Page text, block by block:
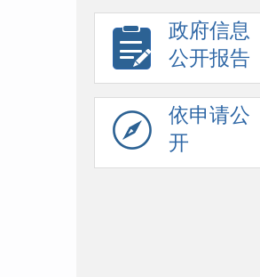
政府信息
公开报告
依申请公
开